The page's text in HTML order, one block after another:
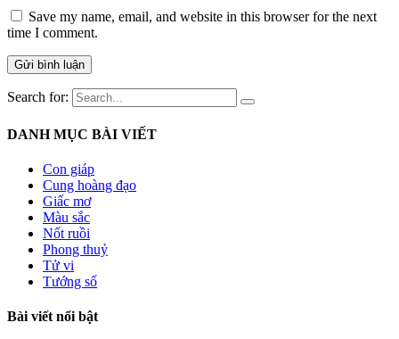
Save my name, email, and website in this browser for the next
time I comment.
Search for:
DANH MỤC BÀI VIẾT
Con giáp
Cung hoàng đạo
Giấc mơ
Màu sắc
Nốt ruồi
Phong thuỷ
Tử vi
Tướng số
Bài viết nổi bật